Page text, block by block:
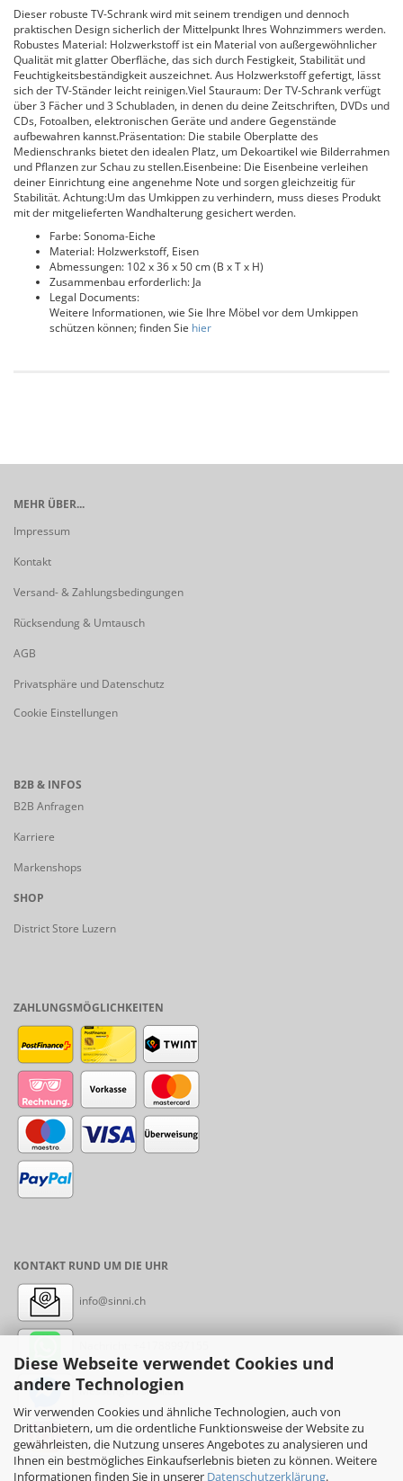
Diese Webseite verwendet Cookies und
andere Technologien
Wir verwenden Cookies und ähnliche Technologien, auch von
Drittanbietern, um die ordentliche Funktionsweise der Website zu
gewährleisten, die Nutzung unseres Angebotes zu analysieren und
Ihnen ein bestmögliches Einkaufserlebnis bieten zu können. Weitere
Informationen finden Sie in unserer Datenschutzerklärung.
Dieser robuste TV-Schrank wird mit seinem trendigen und dennoch
praktischen Design sicherlich der Mittelpunkt Ihres Wohnzimmers werden.
Robustes Material: Holzwerkstoff ist ein Material von außergewöhnlicher
Qualität mit glatter Oberfläche, das sich durch Festigkeit, Stabilität und
Feuchtigkeitsbeständigkeit auszeichnet. Aus Holzwerkstoff gefertigt, lässt
sich der TV-Ständer leicht reinigen.Viel Stauraum: Der TV-Schrank verfügt
über 3 Fächer und 3 Schubladen, in denen du deine Zeitschriften, DVDs und
CDs, Fotoalben, elektronischen Geräte und andere Gegenstände
aufbewahren kannst.Präsentation: Die stabile Oberplatte des
Medienschranks bietet den idealen Platz, um Dekoartikel wie Bilderrahmen
und Pflanzen zur Schau zu stellen.Eisenbeine: Die Eisenbeine verleihen
deiner Einrichtung eine angenehme Note und sorgen gleichzeitig für
Stabilität. Achtung:Um das Umkippen zu verhindern, muss dieses Produkt
mit der mitgelieferten Wandhalterung gesichert werden.
Farbe: Sonoma-Eiche
Material: Holzwerkstoff, Eisen
Abmessungen: 102 x 36 x 50 cm (B x T x H)
Zusammenbau erforderlich: Ja
Legal Documents:
Weitere Informationen, wie Sie Ihre Möbel vor dem Umkippen
schützen können; finden Sie hier
MEHR ÜBER...
Impressum
Kontakt
Versand- & Zahlungsbedingungen
Rücksendung & Umtausch
AGB
Privatsphäre und Datenschutz
Cookie Einstellungen
B2B & INFOS
B2B Anfragen
Karriere
Markenshops
SHOP
District Store Luzern
ZAHLUNGSMÖGLICHKEITEN
KONTAKT RUND UM DIE UHR
info@sinni.ch
Messenger: sinni.ch
Instagram: sinni_ch